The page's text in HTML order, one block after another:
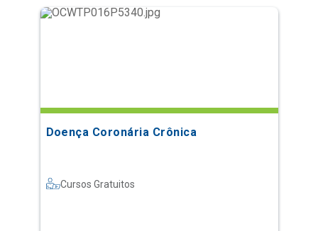
Doença Coronária Crônica
Cursos Gratuitos